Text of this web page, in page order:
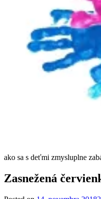
ako sa s deťmi zmysluplne
Zasnežená